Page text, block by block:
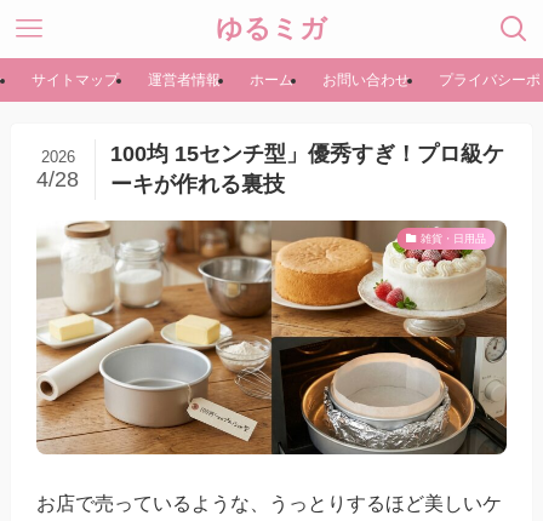
ゆるミガ
サイトマップ 運営者情報 ホーム お問い合わせ プライバシー
100均 15センチ型」優秀すぎ！プロ級ケ
ーキが作れる裏技
2026
4/28
雑貨・日用品
お店で売っているような、うっとりするほど美しいケ